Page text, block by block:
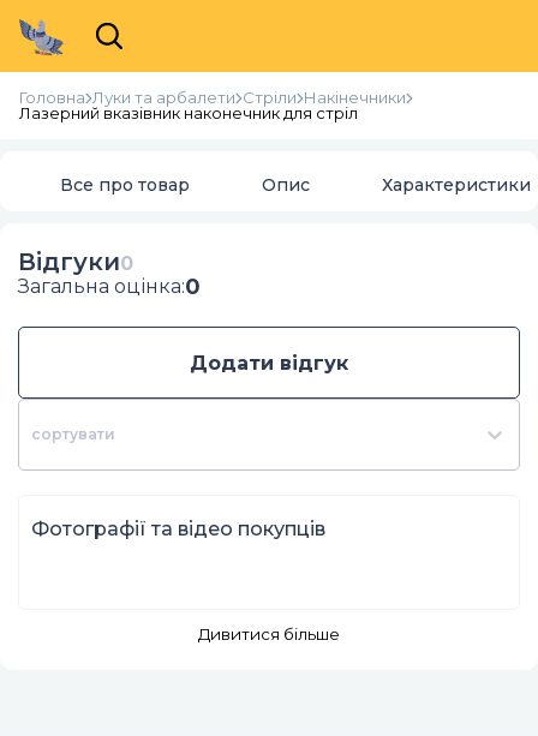
Головна Луки та арбалети Стріли Накінечники
Лазерний вказівник наконечник для стріл
Все про товар Опис Характеристики
Відгуки0
Загальна оцінка:0
Додати відгук
сортувати
Фотографії та відео покупців
Дивитися більше